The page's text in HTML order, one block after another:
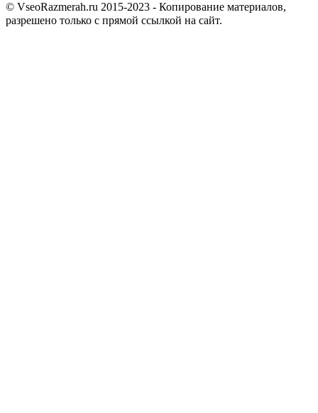
© VseoRazmerah.ru 2015-2023 - Копирование материалов,
разрешено только с прямой ссылкой на сайт.